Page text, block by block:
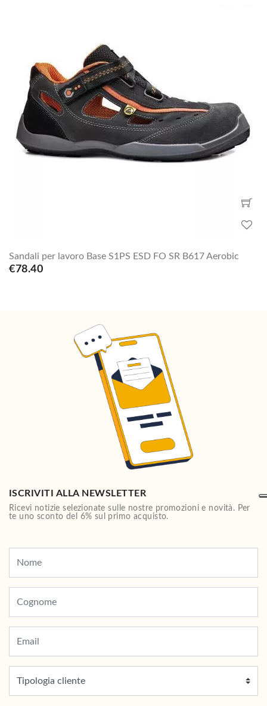
Sandali per lavoro Base S1PS ESD FO SR B617 Aerobic
€78.40
ISCRIVITI ALLA NEWSLETTER
Ricevi notizie selezionate sulle nostre promozioni e novità. Per
te uno sconto del 6% sul primo acquisto.